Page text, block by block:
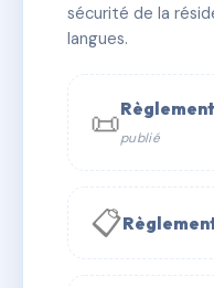
📞 Contacter
sécurité de la
langues.
📜publié
📋